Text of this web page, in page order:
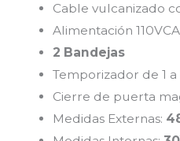
Cable vulcanizado
Alimentación
2 Bandejas
Temporizador de 1
Cierre de puerta
Medidas Externas: